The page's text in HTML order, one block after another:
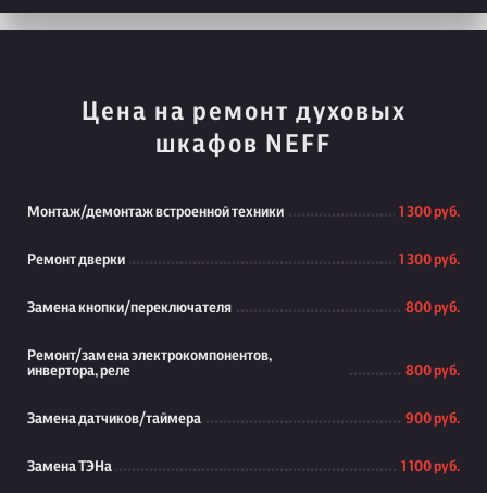
Цена на ремонт духовых
шкафов NEFF
Монтаж/демонтаж встроенной техники 1 300 руб.
Ремонт дверки 1 300 руб.
Замена кнопки/переключателя 800 руб.
Ремонт/замена электрокомпонентов,
инвертора, реле
800 руб.
Замена датчиков/таймера 900 руб.
Замена ТЭНа 1 100 руб.